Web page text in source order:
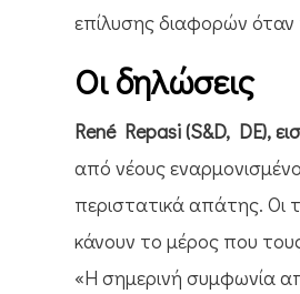
επίλυσης διαφορών όταν
Οι δηλώσεις
René Repasi (S&D, DE),
από νέους
περιστατικά απάτης. Οι
κάνουν το μέρος που
«Η σημερινή συμφωνία